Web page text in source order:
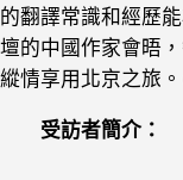
的翻譯常識和經歷
壇的中國作家會晤
縱情享用北京之旅
受訪者簡介：